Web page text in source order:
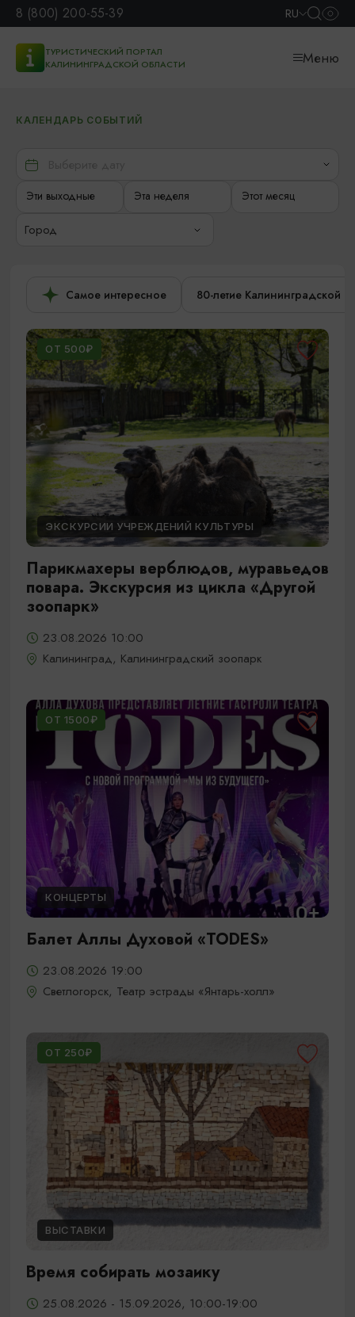
8 (800) 200-55-39 RU
ТУРИСТИЧЕСКИЙ ПОРТАЛ
КАЛИНИНГРАДСКОЙ ОБЛАСТИ
Меню
КАЛЕНДАРЬ СОБЫТИЙ
Эти выходные Эта неделя Этот месяц
Город
Самое интересное 80-летие Калининградской
ОТ 500₽
ЭКСКУРСИИ УЧРЕЖДЕНИЙ КУЛЬТУРЫ
Парикмахеры верблюдов, муравьедов
повара. Экскурсия из цикла «Другой
зоопарк»
23.08.2026 10:00
Калининград, Калининградский зоопарк
ОТ 1500₽
КОНЦЕРТЫ
Балет Аллы Духовой «TODES»
23.08.2026 19:00
Светлогорск, Театр эстрады «Янтарь-холл»
ОТ 250₽
ВЫСТАВКИ
Время собирать мозаику
25.08.2026 - 15.09.2026, 10:00-19:00